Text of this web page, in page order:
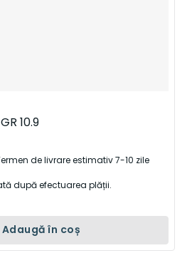
10.9
de livrare estimativ 7-10 zile
după efectuarea plății.
Adaugă în coș